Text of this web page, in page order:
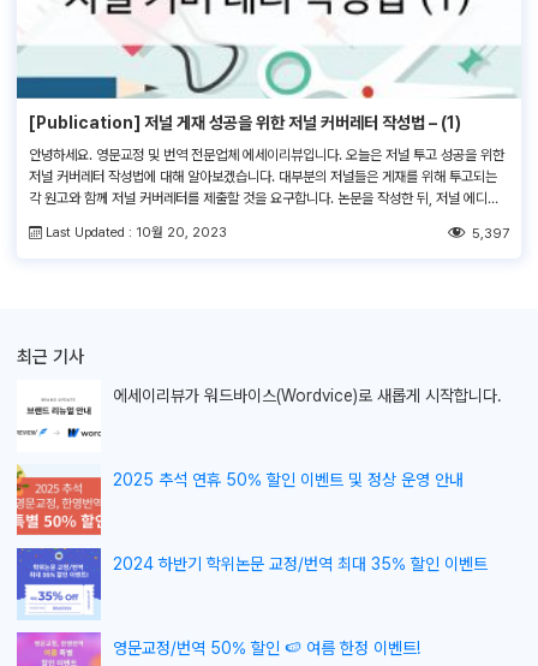
[Publication] 저널 게재 성공을 위한 저널 커버레터 작성법 – (1)
안녕하세요. 영문교정 및 번역 전문업체 에세이리뷰입니다. 오늘은 저널 투고 성공을 위한
저널 커버레터 작성법에 대해 알아보겠습니다. 대부분의 저널들은 게재를 위해 투고되는
각 원고와 함께 저널 커버레터를 제출할 것을 요구합니다. 논문을 작성한 뒤, 저널 에디터
를 커버레터로 표현하게 됩니다. 수백개의 제출된 원고들 중에서 자신의 […]
Last Updated : 10월 20, 2023 5,397
최근 기사
에세이리뷰가 워드바이스(Wordvice)로 새롭게 시작합니다.
2025 추석 연휴 50% 할인 이벤트 및 정상 운영 안내
2024 하반기 학위논문 교정/번역 최대 35% 할인 이벤트
영문교정/번역 50% 할인 🍉 여름 한정 이벤트!